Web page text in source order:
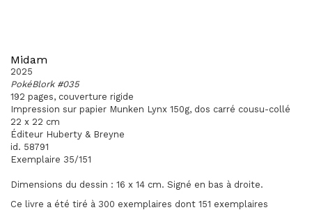
Midam
2025
PokéBlork #035
192 pages, couverture rigide
Impression sur papier Munken Lynx 150g, dos carré cousu-collé
22 x 22 cm
Éditeur Huberty & Breyne
id. 58791
Exemplaire 35/151
Dimensions du dessin : 16 x 14 cm. Signé en bas à droite.
Ce livre a été tiré à 300 exemplaires dont 151 exemplaires